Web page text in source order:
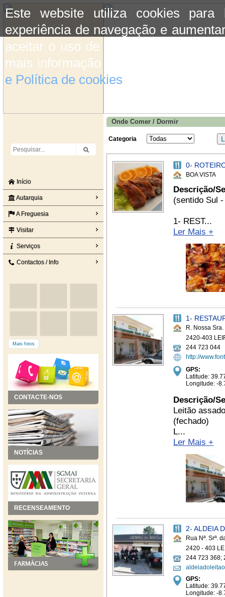
Este website utiliza cookies para
experiência de navegação e
aceitar o uso de cookies basta
mais informação consulte a
e Política de cookies
Início
Autarquia
A Freguesia
Visitar
Serviços
Contactos / Info
Mais fotos
CONTACTE-NOS
NOTÍCIAS
RECENSEAMENTO
Onde Comer / Dormir
Categoria
0-
BOA VISTA
Descrição/
(sentido Sul
1- REST...
Ler Mais +
1-
R. Nossa
2420-403
244 723 044
http://
GPS:
Latitude:
Longitude: -
Descrição/
Leitão
(fechado)
L...
Ler Mais +
2- ALDEIA
Rua Nª. Srª.
2420 - 403
244 723 368;
GPS:
Latitude:
Longitude: -